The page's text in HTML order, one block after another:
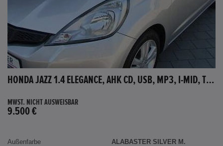
HONDA JAZZ 1.4 ELEGANCE, AHK CD, USB, MP3, I-MID, TEMPOMAT, AUX-IN
MWST. NICHT AUSWEISBAR
9.500 €
Außenfarbe
ALABASTER SILVER M.